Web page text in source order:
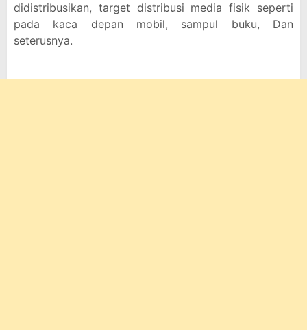
didistribusikan, target distribusi media fisik seperti
pada kaca depan mobil, sampul buku, Dan
seterusnya.